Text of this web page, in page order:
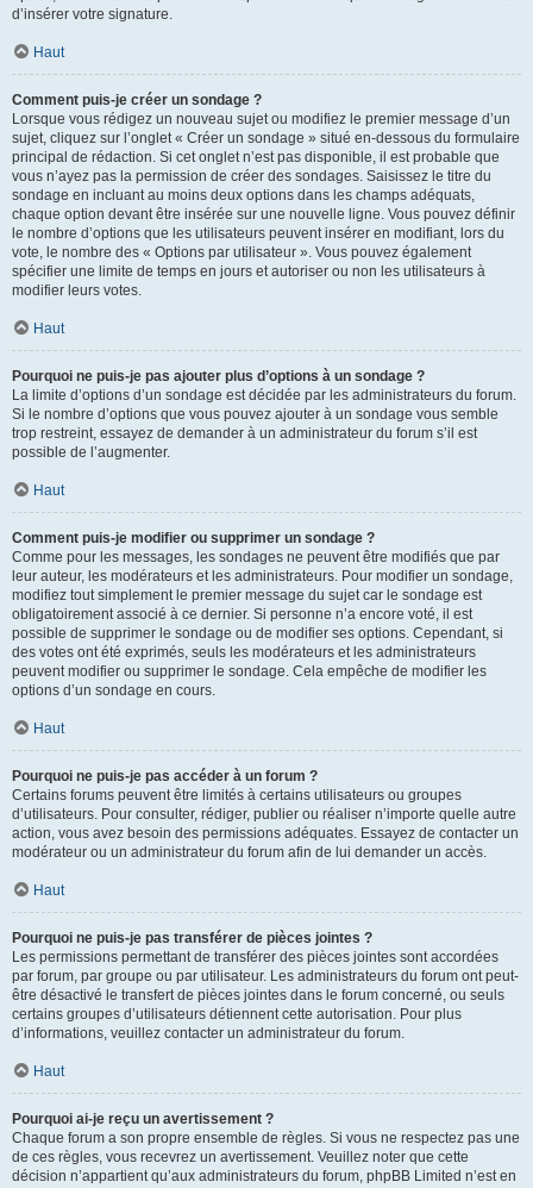
d’insérer votre signature.
Haut
Comment puis-je créer un sondage ?
Lorsque vous rédigez un nouveau sujet ou modifiez le premier message d’un
sujet, cliquez sur l’onglet « Créer un sondage » situé en-dessous du formulaire
principal de rédaction. Si cet onglet n’est pas disponible, il est probable que
vous n’ayez pas la permission de créer des sondages. Saisissez le titre du
sondage en incluant au moins deux options dans les champs adéquats,
chaque option devant être insérée sur une nouvelle ligne. Vous pouvez définir
le nombre d’options que les utilisateurs peuvent insérer en modifiant, lors du
vote, le nombre des « Options par utilisateur ». Vous pouvez également
spécifier une limite de temps en jours et autoriser ou non les utilisateurs à
modifier leurs votes.
Haut
Pourquoi ne puis-je pas ajouter plus d’options à un sondage ?
La limite d’options d’un sondage est décidée par les administrateurs du forum.
Si le nombre d’options que vous pouvez ajouter à un sondage vous semble
trop restreint, essayez de demander à un administrateur du forum s’il est
possible de l’augmenter.
Haut
Comment puis-je modifier ou supprimer un sondage ?
Comme pour les messages, les sondages ne peuvent être modifiés que par
leur auteur, les modérateurs et les administrateurs. Pour modifier un sondage,
modifiez tout simplement le premier message du sujet car le sondage est
obligatoirement associé à ce dernier. Si personne n’a encore voté, il est
possible de supprimer le sondage ou de modifier ses options. Cependant, si
des votes ont été exprimés, seuls les modérateurs et les administrateurs
peuvent modifier ou supprimer le sondage. Cela empêche de modifier les
options d’un sondage en cours.
Haut
Pourquoi ne puis-je pas accéder à un forum ?
Certains forums peuvent être limités à certains utilisateurs ou groupes
d’utilisateurs. Pour consulter, rédiger, publier ou réaliser n’importe quelle autre
action, vous avez besoin des permissions adéquates. Essayez de contacter un
modérateur ou un administrateur du forum afin de lui demander un accès.
Haut
Pourquoi ne puis-je pas transférer de pièces jointes ?
Les permissions permettant de transférer des pièces jointes sont accordées
par forum, par groupe ou par utilisateur. Les administrateurs du forum ont peut-
être désactivé le transfert de pièces jointes dans le forum concerné, ou seuls
certains groupes d’utilisateurs détiennent cette autorisation. Pour plus
d’informations, veuillez contacter un administrateur du forum.
Haut
Pourquoi ai-je reçu un avertissement ?
Chaque forum a son propre ensemble de règles. Si vous ne respectez pas une
de ces règles, vous recevrez un avertissement. Veuillez noter que cette
décision n’appartient qu’aux administrateurs du forum, phpBB Limited n’est en